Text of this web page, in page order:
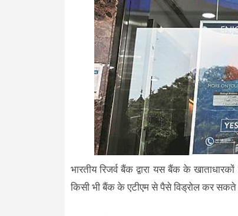
भारतीय रिजर्व बैंक द्वारा यस बैंक के
किसी भी बैंक के एटीएम से पैसे विड्रोल कर सकते